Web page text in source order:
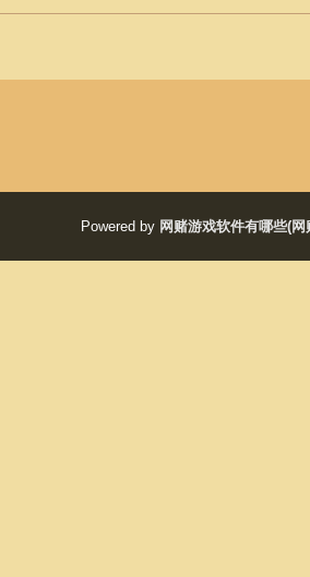
Powered by 网赌游戏软件有哪些(